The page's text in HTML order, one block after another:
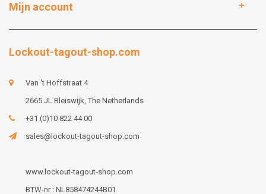
Mijn account
Lockout-tagout-shop.com
Van 't Hoffstraat 4
2665 JL Bleiswijk, The Netherlands
+31 (0)10 822 44 00
sales@lockout-tagout-shop.com
www.lockout-tagout-shop.com
BTW-nr : NL858474244B01